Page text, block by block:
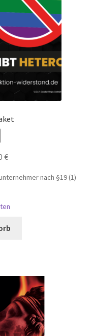
€Aktueller
ist:
nach §19 (1)